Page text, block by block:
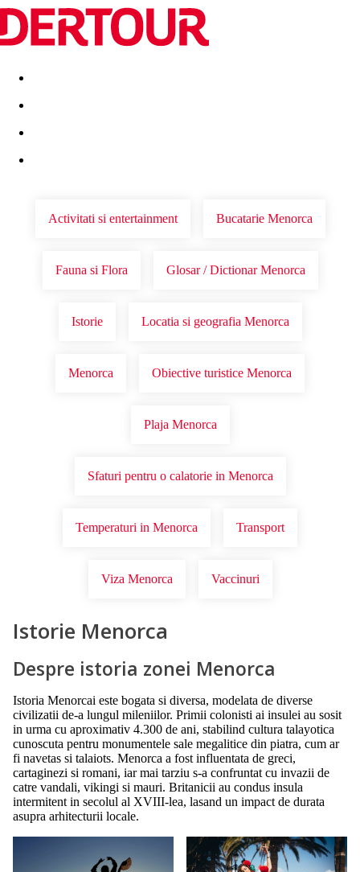
Destinatii Vacanta perfecta OFERTE DE NERATAT
Activitati si entertainment Bucatarie Menorca
Fauna si Flora Glosar / Dictionar Menorca
Istorie Locatia si geografia Menorca
Menorca Obiective turistice Menorca
Plaja Menorca
Sfaturi pentru o calatorie in Menorca
Temperaturi in Menorca Transport
Viza Menorca Vaccinuri
Istorie Menorca
Despre istoria zonei Menorca
Istoria Menorcai este bogata si diversa, modelata de diverse
civilizatii de-a lungul mileniilor. Primii colonisti ai insulei au sosit
in urma cu aproximativ 4.300 de ani, stabilind cultura talayotica
cunoscuta pentru monumentele sale megalitice din piatra, cum ar
fi navetas si talaiots. Menorca a fost influentata de greci,
cartaginezi si romani, iar mai tarziu s-a confruntat cu invazii de
catre vandali, vikingi si mauri. Britanicii au condus insula
intermitent in secolul al XVIII-lea, lasand un impact de durata
asupra arhitecturii locale.